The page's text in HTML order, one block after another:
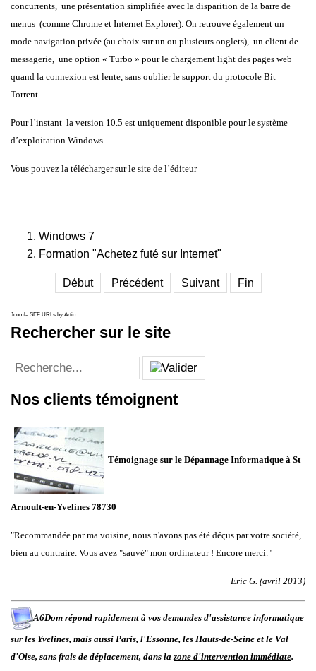
concurrents, une présentation simplifiée avec la disparition de la barre de
menus (comme Chrome et Internet Explorer). On retrouve également un
mode navigation privée (au choix sur un ou plusieurs onglets), un client de
messagerie, une option « Turbo » pour le chargement light des pages web
quand la connexion est lente, sans oublier le support du protocole Bit
Torrent.
Pour l’instant la version 10.5 est uniquement disponible pour le système
d’exploitation Windows.
Vous pouvez la télécharger sur le site de l’éditeur
Windows 7
Formation "Achetez futé sur Internet"
Début Précédent Suivant Fin
Joomla SEF URLs by Artio
Rechercher sur le site
Nos clients témoignent
Témoignage sur le Dépannage Informatique à St
Arnoult-en-Yvelines 78730
"Recommandée par ma voisine, nous n'avons pas été déçus par votre société,
bien au contraire. Vous avez "sauvé" mon ordinateur ! Encore merci."
Eric G. (avril 2013)
A6Dom répond rapidement à vos demandes d'assistance informatique
sur les Yvelines, mais aussi Paris, l'Essonne, les Hauts-de-Seine et le Val
d'Oise, sans frais de déplacement, dans lazone d'intervention immédiate.